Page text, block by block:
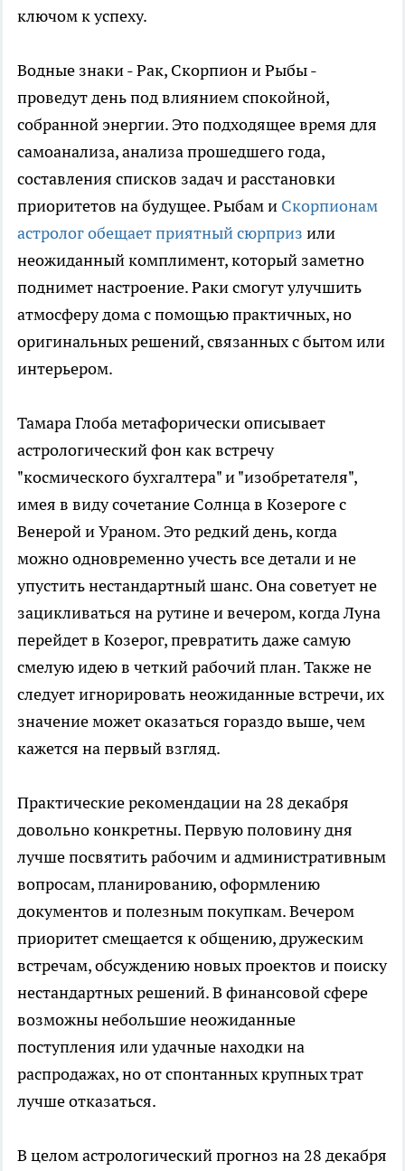
ключом к успеху.
Водные знаки - Рак, Скорпион и Рыбы -
проведут день под влиянием спокойной,
собранной энергии. Это подходящее время для
самоанализа, анализа прошедшего года,
составления списков задач и расстановки
приоритетов на будущее. Рыбам и Скорпионам
астролог обещает приятный сюрприз или
неожиданный комплимент, который заметно
поднимет настроение. Раки смогут улучшить
атмосферу дома с помощью практичных, но
оригинальных решений, связанных с бытом или
интерьером.
Тамара Глоба метафорически описывает
астрологический фон как встречу
"космического бухгалтера" и "изобретателя",
имея в виду сочетание Солнца в Козероге с
Венерой и Ураном. Это редкий день, когда
можно одновременно учесть все детали и не
упустить нестандартный шанс. Она советует не
зацикливаться на рутине и вечером, когда Луна
перейдет в Козерог, превратить даже самую
смелую идею в четкий рабочий план. Также не
следует игнорировать неожиданные встречи, их
значение может оказаться гораздо выше, чем
кажется на первый взгляд.
Практические рекомендации на 28 декабря
довольно конкретны. Первую половину дня
лучше посвятить рабочим и административным
вопросам, планированию, оформлению
документов и полезным покупкам. Вечером
приоритет смещается к общению, дружеским
встречам, обсуждению новых проектов и поиску
нестандартных решений. В финансовой сфере
возможны небольшие неожиданные
поступления или удачные находки на
распродажах, но от спонтанных крупных трат
лучше отказаться.
В целом астрологический прогноз на 28 декабря